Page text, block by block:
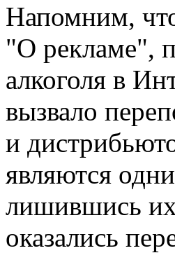
Напомним,
"О рекламе",
алкоголя в
вызвало
и
являются
лишившись их
оказались